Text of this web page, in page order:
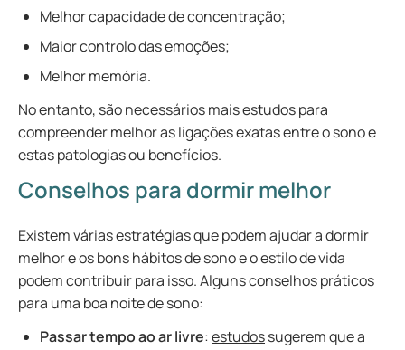
Melhor capacidade de concentração;
Maior controlo das emoções;
Melhor memória.
No entanto, são necessários mais estudos para
compreender melhor as ligações exatas entre o sono e
estas patologias ou benefícios.
Conselhos para dormir melhor
Existem várias estratégias que podem ajudar a dormir
melhor e os bons hábitos de sono e o estilo de vida
podem contribuir para isso. Alguns conselhos práticos
para uma boa noite de sono:
Passar tempo ao ar livre:estudossugerem que a